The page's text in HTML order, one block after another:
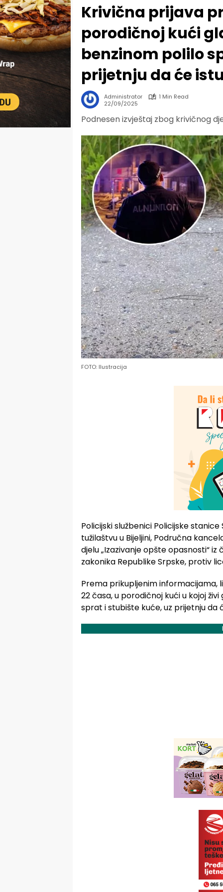
Krivična prijava
porodičnoj kući
benzinom polilo
prijetnju da će
Administrator
1 Min Read
22/09/2025
Podnesen izvještaj zbog krivičnog
FOTO: Ilustracija
Policijski službenici Policijske
tužilaštvu u Bijeljini, Područna
djelu „Izazivanje opšte opasnosti“ iz
zakonika Republike Srpske, protiv
Prema prikupljenim informacijama,
22 časa, u porodičnoj kući u kojoj
sprat i stubište kuće, uz prijetnju da